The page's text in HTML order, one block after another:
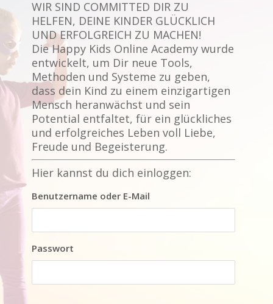
WIR SIND COMMITTED DIR ZU
HELFEN, DEINE KINDER GLÜCKLICH
UND ERFOLGREICH ZU MACHEN!
Die Happy Kids Online Academy wurde
entwickelt, um Dir neue Tools,
Methoden und Systeme zu geben,
dass dein Kind zu einem einzigartigen
Mensch heranwächst und sein
Potential entfaltet, für ein glückliches
und erfolgreiches Leben voll Liebe,
Freude und Begeisterung.
Hier kannst du dich einloggen:
Benutzername oder E-Mail
Passwort